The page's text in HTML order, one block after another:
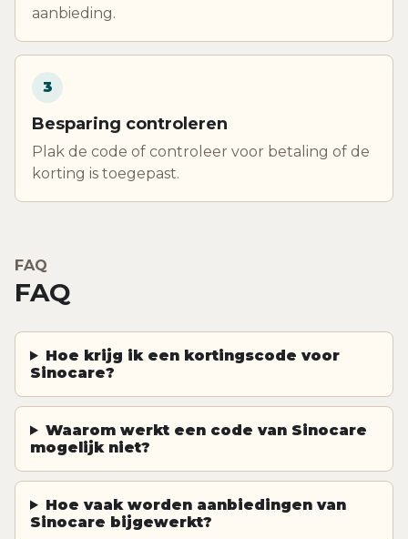
aanbieding.
3
Besparing controleren
Plak de code of controleer voor betaling of de
korting is toegepast.
FAQ
FAQ
Hoe krijg ik een kortingscode voor
Sinocare?
Waarom werkt een code van Sinocare
mogelijk niet?
Hoe vaak worden aanbiedingen van
Sinocare bijgewerkt?